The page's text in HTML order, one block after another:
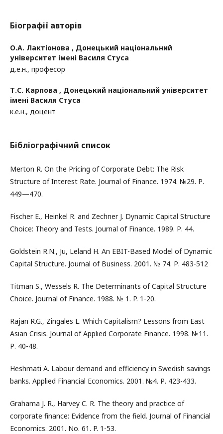
Біографії авторів
О.А. Лактіонова , Донецький національний
університет імені Василя Стуса
д.е.н., професор
Т.С. Карпова , Донецький національний університет
імені Василя Стуса
к.е.н., доцент
Бібліографічний список
Merton R. On the Pricing of Corporate Debt: The Risk
Structure of Interest Rate. Journal of Finance. 1974. №29. Р.
449—470.
Fischer E., Heinkel R. and Zechner J. Dynamic Capital Structure
Choice: Theory and Tests. Journal of Finance. 1989. Р. 44.
Goldstein R.N., Ju, Leland H. An EBIT-Based Model of Dynamic
Capital Structure. Journal of Business. 2001. № 74. Р. 483-512
Titman S., Wessels R. The Determinants of Capital Structure
Choice. Journal of Finance. 1988. № 1. P. 1-20.
Rajan R.G., Zingales L. Which Capitalism? Lessons from East
Asian Crisis. Journal of Applied Corporate Finance. 1998. №11.
Р. 40-48.
Heshmati A. Labour demand and efficiency in Swedish savings
banks. Applied Financial Economics. 2001. №4. Р. 423-433.
Grahama J. R., Harvey C. R. The theory and practice of
corporate finance: Evidence from the field. Journal of Financial
Economics. 2001. No. 61. P. 1-53.